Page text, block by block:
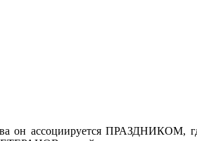
он ассоциируется ПРАЗДНИКОМ,